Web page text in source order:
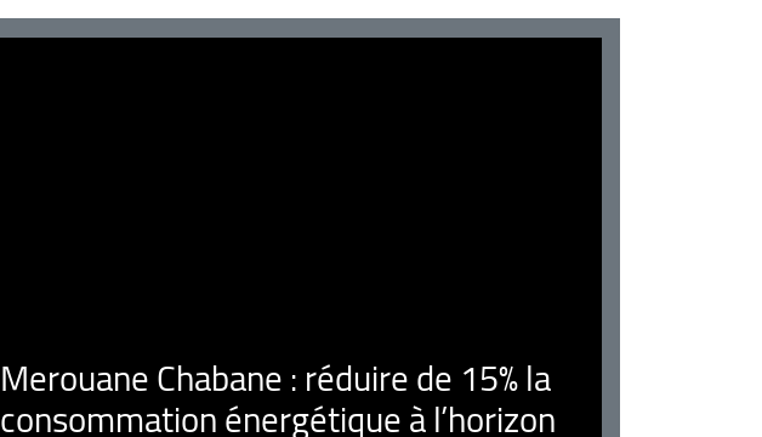
Merouane Chabane : réduire de 15% la
consommation énergétique à l’horizon